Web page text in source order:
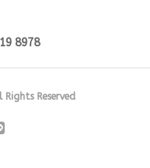
8978
Reserved